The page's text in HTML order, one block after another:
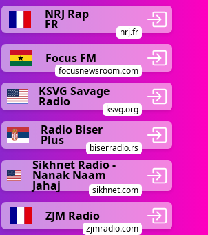
NRJ Rap
FR
nrj.fr
Focus FM
focusnewsroom.com
KSVG Savage
Radio
ksvg.org
Radio Biser
Plus
biserradio.rs
Sikhnet Radio -
Nanak Naam
Jahaj sikhnet.com
ZJM Radio
zjmradio.com